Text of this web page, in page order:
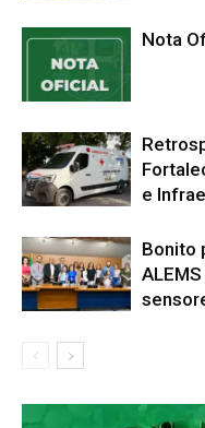
Nota
e
Bonito